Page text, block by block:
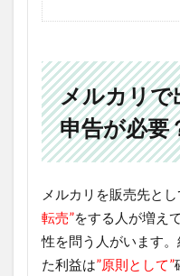
メルカリで
申告が必要
メルカリを販売先と
転売”をする人が増え
性を問う人がいます
た利益は”原則として”